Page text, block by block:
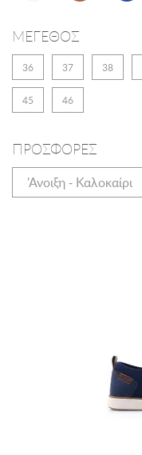
ΜΕΓΕΘΟΣ
36 37 38
45 46
ΠΡΟΣΦΟΡΕΣ
'Ανοιξη - Καλοκαίρι